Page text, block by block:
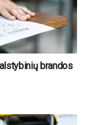
brandos